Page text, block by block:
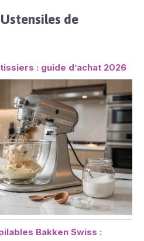
de
: guide d’achat 2026
Bakken Swiss :